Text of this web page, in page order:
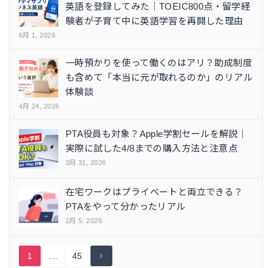
英語を登録してみた｜TOEIC800点・留学経
験者が子育て中に英語学習を再開した理由
6月 1, 2026
一時預かりを使って働くのはアリ？助成制度
も含めて「本当に元が取れるのか」のリアル
体験談
4月 24, 2026
PTA役員も対象？Apple学割セールを解説｜
実際に試した4/8までの購入方法と注意点
3月 31, 2026
在宅ワークはプライベートと両立できる？
PTAをやって分かったリアル
2月 5, 2026
1 45